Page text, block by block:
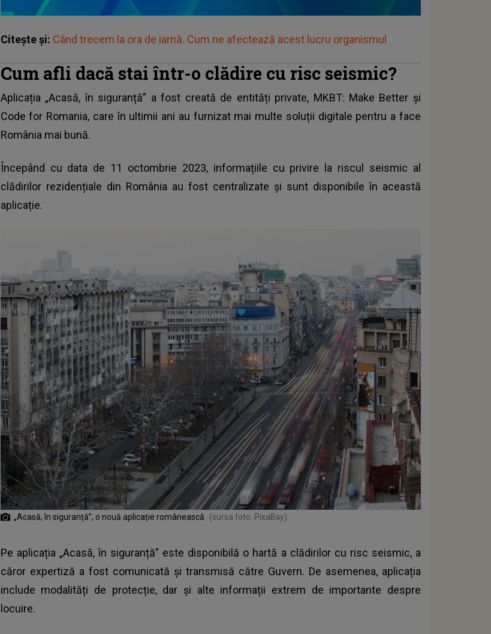
Citește și: Când trecem la ora de iarnă. Cum ne afectează acest lucru organismul
Cum afli dacă stai într-o clădire cu risc seismic?
Aplicația „Acasă, în siguranță” a fost creată de entități private, MKBT: Make Better și
Code for Romania, care în ultimii ani au furnizat mai multe soluții digitale pentru a face
România mai bună.
Începând cu data de 11 octombrie 2023, informațiile cu privire la riscul seismic al
clădirilor rezidențiale din România au fost centralizate și sunt disponibile în această
aplicație.
„Acasă, în siguranță”, o nouă aplicație românească (sursa foto: PixaBay)
Pe aplicația „Acasă, în siguranță” este disponibilă o hartă a clădirilor cu risc seismic, a
căror expertiză a fost comunicată și transmisă către Guvern. De asemenea, aplicația
include modalități de protecție, dar și alte informații extrem de importante despre
locuire.